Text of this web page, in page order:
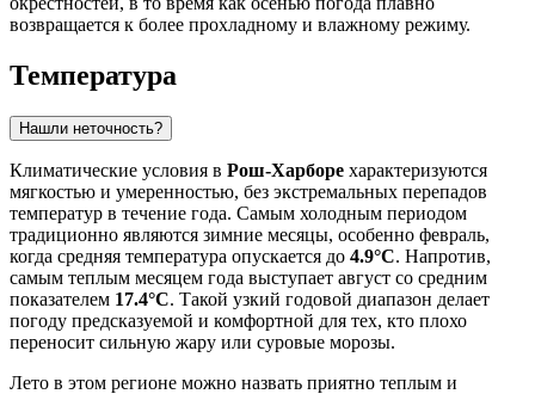
возвращается к более прохладному и влажному режиму.
Температура
Нашли неточность?
Климатические условия в Рош-Харборе характеризуются
мягкостью и умеренностью, без экстремальных перепадов
температур в течение года. Самым холодным периодом
традиционно являются зимние месяцы, особенно февраль,
когда средняя температура опускается до 4.9°C. Напротив,
самым теплым месяцем года выступает август со средним
показателем 17.4°C. Такой узкий годовой диапазон делает
погоду предсказуемой и комфортной для тех, кто плохо
переносит сильную жару или суровые морозы.
Лето в этом регионе можно назвать приятно теплым и